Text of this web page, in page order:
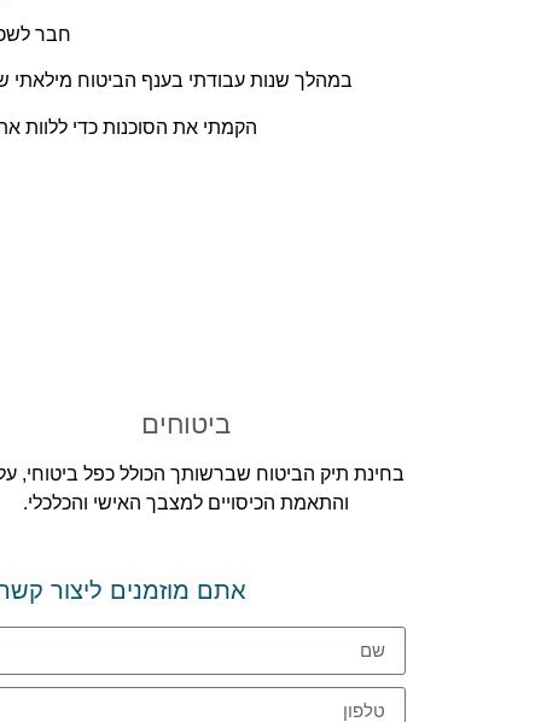
חבר
במהלך שנות עבודתי בענף הביטוח מילאתי
הקמתי את הסוכנות כדי ללוות
ביטוחים
בחינת תיק הביטוח שברשותך הכולל כפל ביטוחי,
והתאמת הכיסויים למצבך האישי והכלכלי.
אתם מוזמנים ליצור